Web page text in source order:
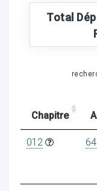
Total
Chapitre
012